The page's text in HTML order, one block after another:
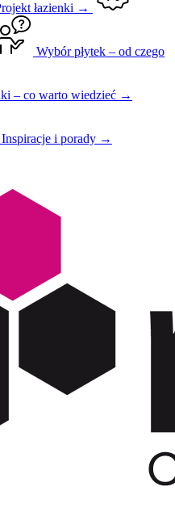
łazienki →
Wybór płytek – od czego
– co warto wiedzieć →
Inspiracje i porady →